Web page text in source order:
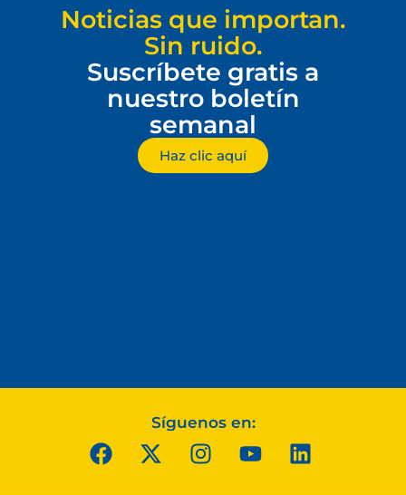
Noticias que importan.
Sin ruido.
Suscríbete gratis a
nuestro boletín
semanal
Haz clic aquí
Síguenos en: